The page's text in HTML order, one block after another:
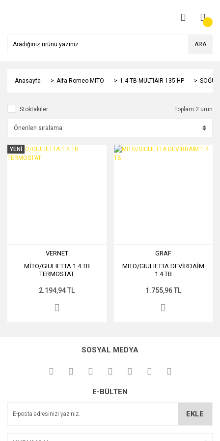
ARA
Anasayfa Alfa Romeo MITO 1.4 TB MULTIAIR 135 HP
Stoktakiler Toplam 2 ürün
YENİ
VERNET
MİTO/GIULIETTA 1.4 TB
TERMOSTAT
2.194,94 TL
GRAF
MITO/GIULIETTA DEVİRDAİM
1.4 TB
1.755,96 TL
SOSYAL MEDYA
E-BÜLTEN
EKLE